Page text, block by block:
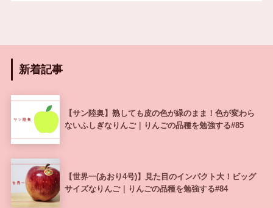
新着記事
【サン陸奥】熟しても皮の色が緑のまま！色が変わら
ないふしぎなりんご｜りんごの品種を勉強する#85
【世界一(あおり4号)】見た目のインパクト大！ビッグ
サイズなりんご｜りんごの品種を勉強する#84